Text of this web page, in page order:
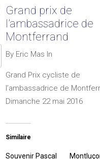
Grand prix de
l’ambassadrice de
Montferrand
By Eric Mas In
Grand Prix cycliste de
l’ambassadrice de
Dimanche 22 mai 2016
Similaire
Souvenir Pascal